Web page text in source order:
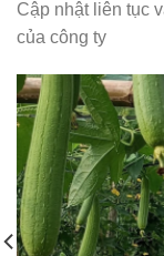
Cập nhật liên tục
của công ty